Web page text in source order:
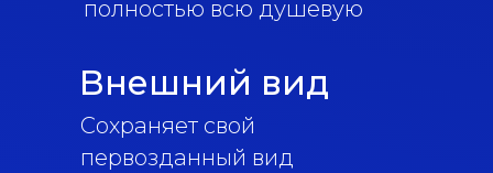
Внешний вид
Сохраняет свой
первозданный вид
полностью всю душевую